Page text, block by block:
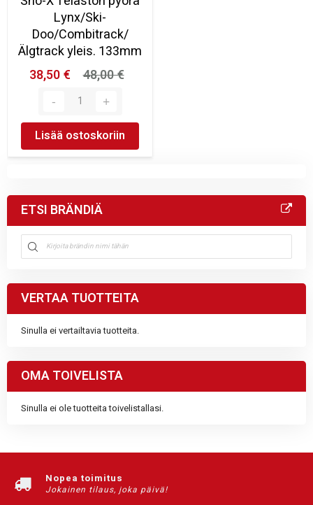
Lynx/Ski-
Doo/Combitrack/
Älgtrack yleis. 133mm
38,50 €
48,00 €
Lisää ostoskoriin
ETSI BRÄNDIÄ
VERTAA TUOTTEITA
Sinulla ei vertailtavia tuotteita.
OMA TOIVELISTA
Sinulla ei ole tuotteita toivelistallasi.
Nopea toimitus
Jokainen tilaus, joka päivä!